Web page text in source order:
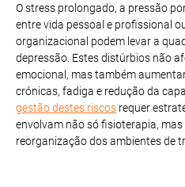
O stress prolongado, a pressão
entre vida pessoal e profissional
organizacional podem levar a
depressão. Estes distúrbios não
emocional, mas também
crónicas, fadiga e redução da
gestão destes riscos requer
envolvam não só fisioterapia,
reorganização dos ambientes de